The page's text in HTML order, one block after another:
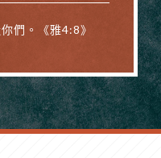
們。《雅4:8》